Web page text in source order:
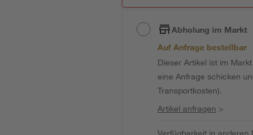
Abholung im Markt
Auf Anfrage bestellbar
Dieser Artikel ist im
eine Anfrage schicken
Transportkosten).
Artikel anfragen >
Verfügbarkeit in anderen